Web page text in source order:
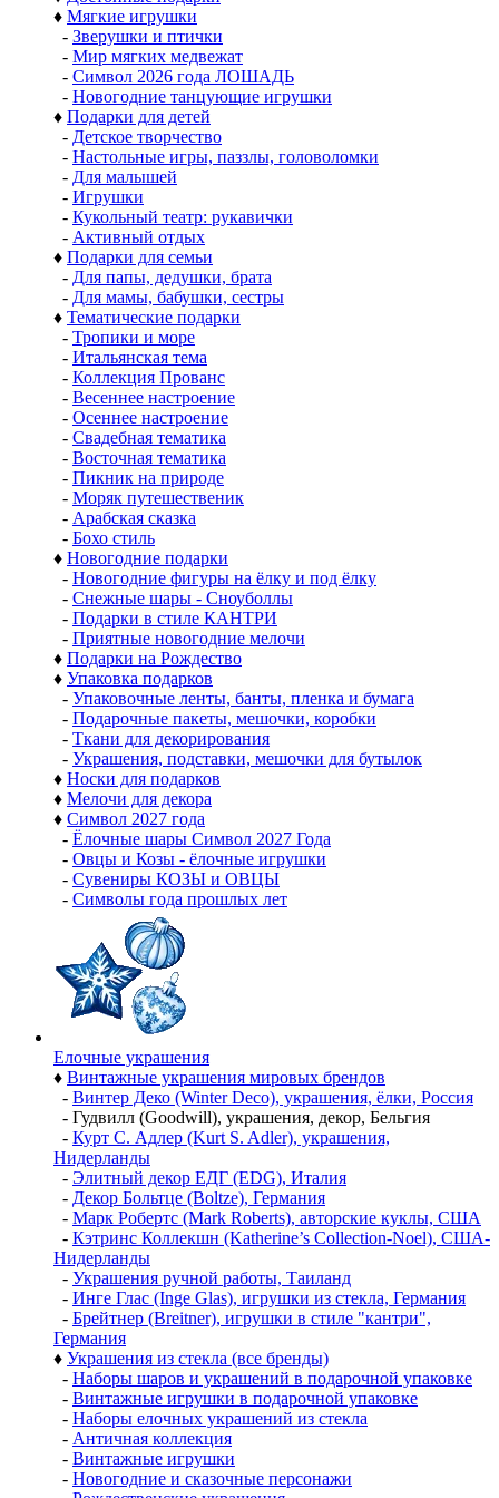
♦ Мягкие игрушки
- Зверушки и птички
- Мир мягких медвежат
- Символ 2026 года ЛОШАДЬ
- Новогодние танцующие игрушки
♦ Подарки для детей
- Детское творчество
- Настольные игры, паззлы, головоломки
- Для малышей
- Игрушки
- Кукольный театр: рукавички
- Активный отдых
♦ Подарки для семьи
- Для папы, дедушки, брата
- Для мамы, бабушки, сестры
♦ Тематические подарки
- Тропики и море
- Итальянская тема
- Коллекция Прованс
- Весеннее настроение
- Осеннее настроение
- Свадебная тематика
- Восточная тематика
- Пикник на природе
- Моряк путешественик
- Арабская сказка
- Бохо стиль
♦ Новогодние подарки
- Новогодние фигуры на ёлку и под ёлку
- Снежные шары - Сноуболлы
- Подарки в стиле КАНТРИ
- Приятные новогодние мелочи
♦ Подарки на Рождество
♦ Упаковка подарков
- Упаковочные ленты, банты, пленка и бумага
- Подарочные пакеты, мешочки, коробки
- Ткани для декорирования
- Украшения, подставки, мешочки для бутылок
♦ Носки для подарков
♦ Мелочи для декора
♦ Символ 2027 года
- Ёлочные шары Символ 2027 Года
- Овцы и Козы - ёлочные игрушки
- Сувениры КОЗЫ и ОВЦЫ
- Символы года прошлых лет
Елочные украшения
♦ Винтажные украшения мировых брендов
- Винтер Деко (Winter Deco), украшения, ёлки, Россия
- Гудвилл (Goodwill), украшения, декор, Бельгия
- Курт С. Адлер (Kurt S. Adler), украшения,
Нидерланды
- Элитный декор ЕДГ (EDG), Италия
- Декор Больтце (Boltze), Германия
- Марк Робертс (Mark Roberts), авторские куклы, США
- Кэтринс Коллекшн (Katherine’s Collection-Noel), США-
Нидерланды
- Украшения ручной работы, Таиланд
- Инге Глас (Inge Glas), игрушки из стекла, Германия
- Брейтнер (Breitner), игрушки в стиле "кантри",
Германия
♦ Украшения из стекла (все бренды)
- Наборы шаров и украшений в подарочной упаковке
- Винтажные игрушки в подарочной упаковке
- Наборы елочных украшений из стекла
- Античная коллекция
- Винтажные игрушки
- Новогодние и сказочные персонажи